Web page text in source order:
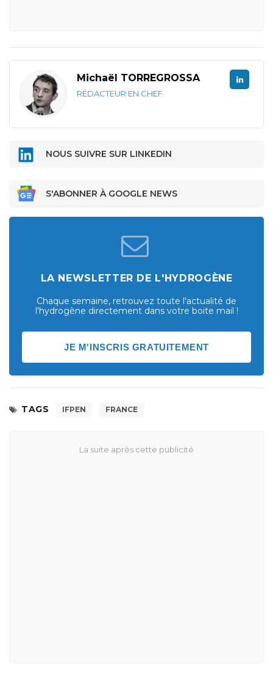
Michaël TORREGROSSA
RÉDACTEUR EN CHEF
NOUS SUIVRE SUR LINKEDIN
S'ABONNER À GOOGLE NEWS
LA NEWSLETTER DE L'HYDROGÈNE
Chaque semaine, retrouvez toute l'actualité de
l'hydrogène directement dans votre boite mail !
JE M'INSCRIS GRATUITEMENT
TAGS IFPEN FRANCE